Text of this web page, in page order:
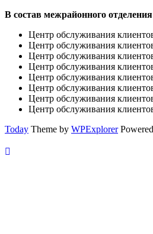
В состав межрайонного
Центр обслуживания
Центр обслуживания
Центр обслуживания
Центр обслуживания
Центр обслуживания
Центр обслуживания
Центр обслуживания
Центр обслуживания
Today Theme by WPExplorer